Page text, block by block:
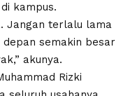
kampus.
Jangan terlalu lama
semakin besar
akunya.
Rizki